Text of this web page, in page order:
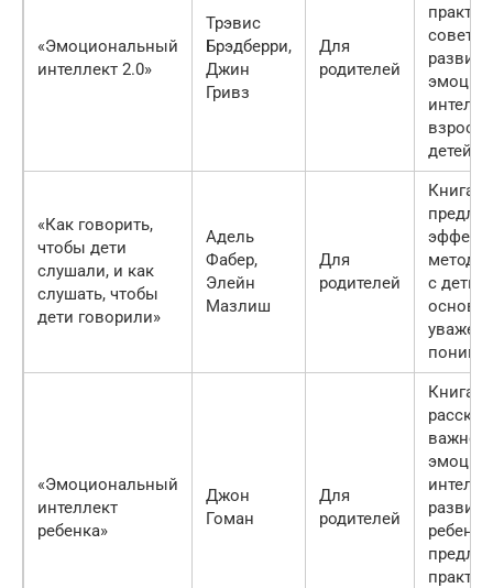
«Эмоциональный
интеллект 2.0»
Трэвис
Брэдберри,
Джин
Гривз
Для
родителей
советы
детей.
«Как говорить,
чтобы дети
слушали, и как
слушать, чтобы
дети говорили»
Адель
Фабер,
Элейн
Мазлиш
Для
родителей
Книга
методы
с
«Эмоциональный
интеллект
ребенка»
Джон
Гоман
Для
родителей
Книга